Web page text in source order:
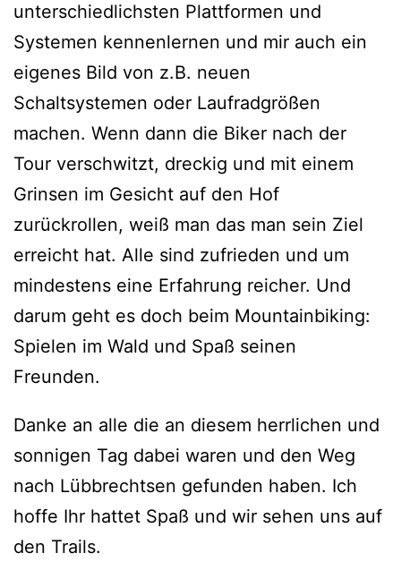
unterschiedlichsten Plattformen und
Systemen kennenlernen und mir auch ein
eigenes Bild von z.B. neuen
Schaltsystemen oder Laufradgrößen
machen. Wenn dann die Biker nach der
Tour verschwitzt, dreckig und mit einem
Grinsen im Gesicht auf den Hof
zurückrollen, weiß man das man sein Ziel
erreicht hat. Alle sind zufrieden und um
mindestens eine Erfahrung reicher. Und
darum geht es doch beim Mountainbiking:
Spielen im Wald und Spaß seinen
Freunden.
Danke an alle die an diesem herrlichen und
sonnigen Tag dabei waren und den Weg
nach Lübbrechtsen gefunden haben. Ich
hoffe Ihr hattet Spaß und wir sehen uns auf
den Trails.